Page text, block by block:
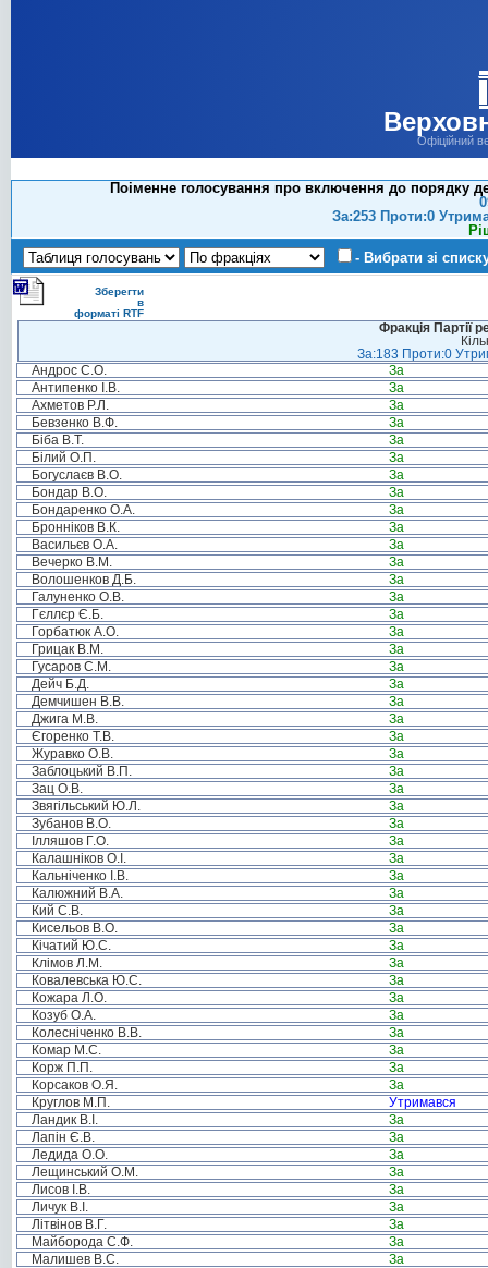
Офіційний
Поіменне голосування про включення до порядку
За:253 Проти:0
- Вибрати зі
Зберегти
в
форматі RTF
Фракція Партії
За:183 Проти:0
Андрос С.О.
За
Антипенко І.В.
За
Ахметов Р.Л.
За
Бевзенко В.Ф.
За
Біба В.Т.
За
Білий О.П.
За
Богуслаєв В.О.
За
Бондар В.О.
За
Бондаренко О.А.
За
Бронніков В.К.
За
Васильєв О.А.
За
Вечерко В.М.
За
Волошенков Д.Б.
За
Галуненко О.В.
За
Гєллєр Є.Б.
За
Горбатюк А.О.
За
Грицак В.М.
За
Гусаров С.М.
За
Дейч Б.Д.
За
Демчишен В.В.
За
Джига М.В.
За
Єгоренко Т.В.
За
Журавко О.В.
За
Заблоцький В.П.
За
Зац О.В.
За
Звягільський Ю.Л.
За
Зубанов В.О.
За
Ілляшов Г.О.
За
Калашніков О.І.
За
Кальніченко І.В.
За
Калюжний В.А.
За
Кий С.В.
За
Кисельов В.О.
За
Кічатий Ю.С.
За
Клімов Л.М.
За
Ковалевська Ю.С.
За
Кожара Л.О.
За
Козуб О.А.
За
Колесніченко В.В.
За
Комар М.С.
За
Корж П.П.
За
Корсаков О.Я.
За
Круглов М.П.
Утримався
Ландик В.І.
За
Лапін Є.В.
За
Ледида О.О.
За
Лещинський О.М.
За
Лисов І.В.
За
Личук В.І.
За
Літвінов В.Г.
За
Майборода С.Ф.
За
Малишев В.С.
За